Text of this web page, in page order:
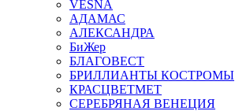
VESNA
АДАМАС
АЛЕКСАНДРА
БиЖер
БЛАГОВЕСТ
БРИЛЛИАНТЫ КОСТРОМЫ
КРАСЦВЕТМЕТ
СЕРЕБРЯНАЯ ВЕНЕЦИЯ